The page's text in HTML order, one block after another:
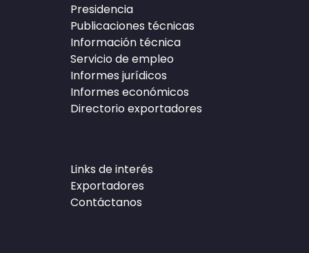
Presidencia
Publicaciones técnicas
Información técnica
Servicio de empleo
Informes jurídicos
Informes económicos
Directorio exportadores
Links de interés
Exportadores
Contáctanos